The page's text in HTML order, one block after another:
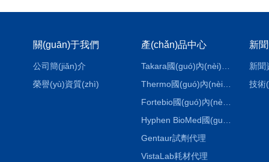
關(guān)于我們
公司簡(jiǎn)介
榮譽(yù)資質(zhì)
產(chǎn)品中心
Thermo國(guó)內(nèi)代理
Gentaur試劑代理
VistaLab耗材代理
新
新聞
技術